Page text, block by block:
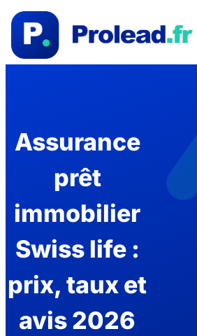
Assurance
prêt
immobilier
Swiss life :
prix, taux et
avis 2026